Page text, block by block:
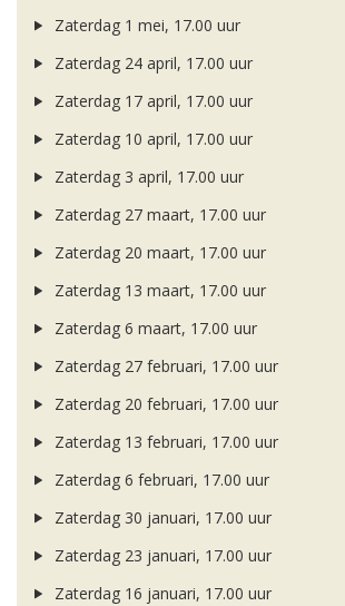
Zaterdag 1 mei, 17.00 uur
Zaterdag 24 april, 17.00 uur
Zaterdag 17 april, 17.00 uur
Zaterdag 10 april, 17.00 uur
Zaterdag 3 april, 17.00 uur
Zaterdag 27 maart, 17.00 uur
Zaterdag 20 maart, 17.00 uur
Zaterdag 13 maart, 17.00 uur
Zaterdag 6 maart, 17.00 uur
Zaterdag 27 februari, 17.00 uur
Zaterdag 20 februari, 17.00 uur
Zaterdag 13 februari, 17.00 uur
Zaterdag 6 februari, 17.00 uur
Zaterdag 30 januari, 17.00 uur
Zaterdag 23 januari, 17.00 uur
Zaterdag 16 januari, 17.00 uur